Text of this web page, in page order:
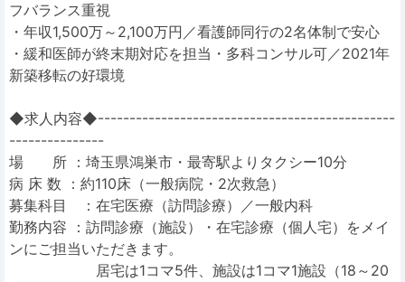
フバランス重視
・年収1,500万～2,100万円／看護師同行の2名体制で安心
・緩和医師が終末期対応を担当・多科コンサル可／2021年
新築移転の好環境
◆求人内容◆-----------------------------------------------
---------------
場 所 ：埼玉県鴻巣市・最寄駅よりタクシー10分
病 床 数 ：約110床（一般病院・2次救急）
募集科目 ：在宅医療（訪問診療）／一般内科
勤務内容 ：訪問診療（施設）・在宅診療（個人宅）をメイ
ンにご担当いただきます。
居宅は1コマ5件、施設は1コマ1施設（18～20